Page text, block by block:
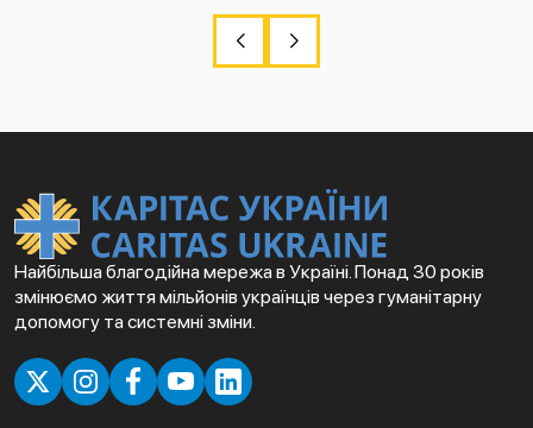
Найбільша благодійна мережа в Україні. Понад 30 років
змінюємо життя мільйонів українців через гуманітарну
допомогу та системні зміни.